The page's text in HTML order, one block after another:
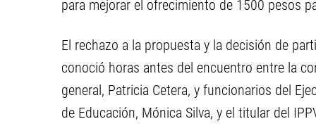
para mejorar el ofrecimiento de 1500 pesos
El rechazo a la propuesta y la decisión de
conoció horas antes del encuentro entre la
general, Patricia Cetera, y funcionarios del
de Educación, Mónica Silva, y el titular del